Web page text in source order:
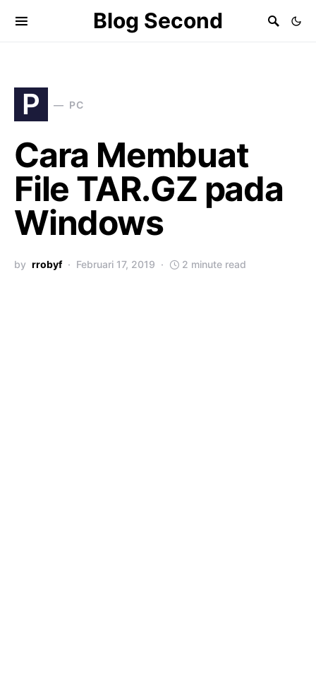
Blog Second
P PC
Cara Membuat
File TAR.GZ pada
Windows
by rrobyf Februari 17, 2019 2 minute read